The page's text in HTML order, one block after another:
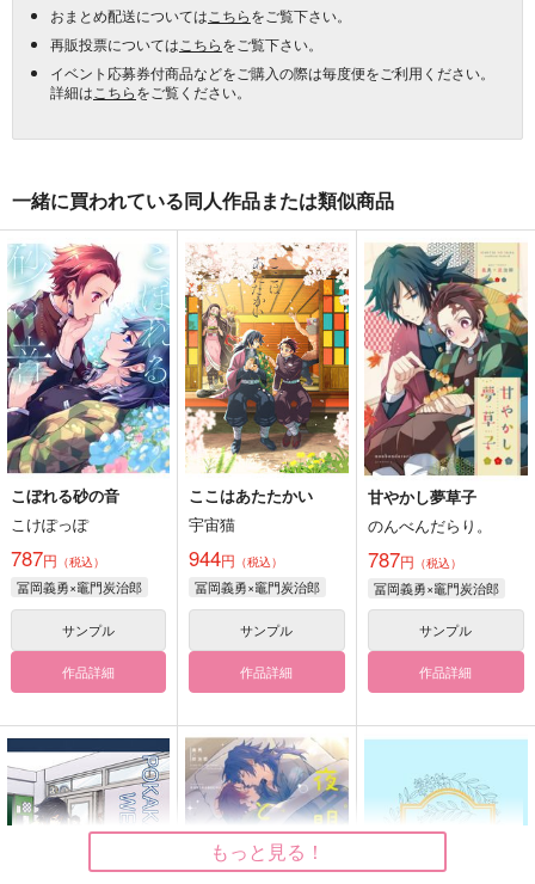
おまとめ配送については こちらをご覧下さい。
再販投票については こちらをご覧下さい。
イベント応募券付商品などをご購入の際は毎度便をご利用ください。
詳細は こちらをご覧ください。
一緒に買われている同人作品または類似商品
こぼれる砂の音
こけぽっぽ
787円 （税込）
冨岡義勇×竈門炭治郎
サンプル
作品詳細
ここはあたたかい
宇宙猫
944円 （税込）
冨岡義勇×竈門炭治郎
サンプル
作品詳細
甘やかし夢草子
のんべんだらり。
787円 （税込）
冨岡義勇×竈門炭治郎
サンプル
作品詳細
もっと見る！